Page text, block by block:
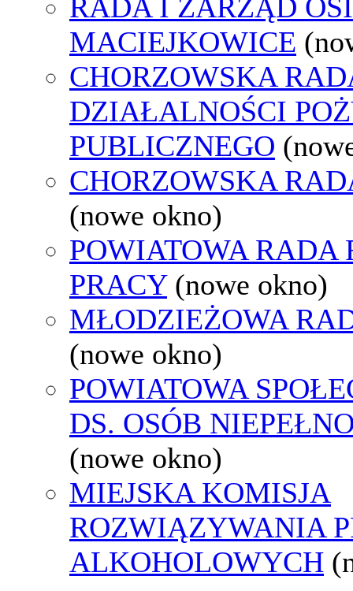
RADA I ZARZĄD
MACIEJKOWICE
CHORZOWSKA
DZIAŁALNOŚCI
PUBLICZNEGO
CHORZOWSKA
(nowe okno)
POWIATOWA RADA
PRACY (nowe okno)
MŁODZIEŻOWA
(nowe okno)
POWIATOWA
DS. OSÓB
(nowe okno)
MIEJSKA KOMISJA
ROZWIĄZYWANIA
ALKOHOLOWYCH